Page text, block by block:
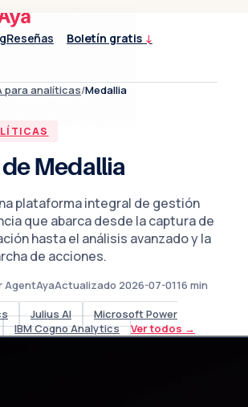
Reseñas Boletín gratis ↓
para analíticas/Medallia
Medallia
plataforma integral de gestión
que abarca desde la captura de
hasta el análisis avanzado y la
de acciones.
AgentAyaActualizado 2026-07-0116 min
Julius AI
Microsoft Power
IBM Cogno Analytics Ver todos →